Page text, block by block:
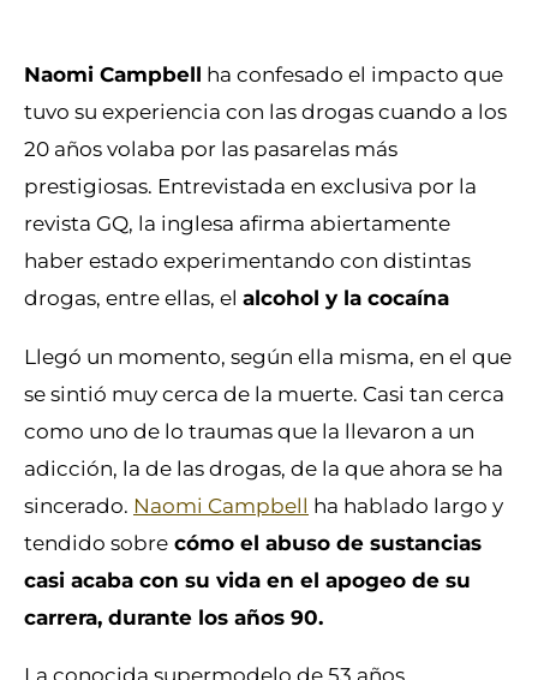
Naomi Campbell ha confesado el impacto que
tuvo su experiencia con las drogas cuando a los
20 años volaba por las pasarelas más
prestigiosas. Entrevistada en exclusiva por la
revista GQ, la inglesa afirma abiertamente
haber estado experimentando con distintas
drogas, entre ellas, el alcohol y la cocaína
Llegó un momento, según ella misma, en el que
se sintió muy cerca de la muerte. Casi tan cerca
como uno de lo traumas que la llevaron a un
adicción, la de las drogas, de la que ahora se ha
sincerado. Naomi Campbell ha hablado largo y
tendido sobre cómo el abuso de sustancias
casi acaba con su vida en el apogeo de su
carrera, durante los años 90.
La conocida supermodelo de 53 años,